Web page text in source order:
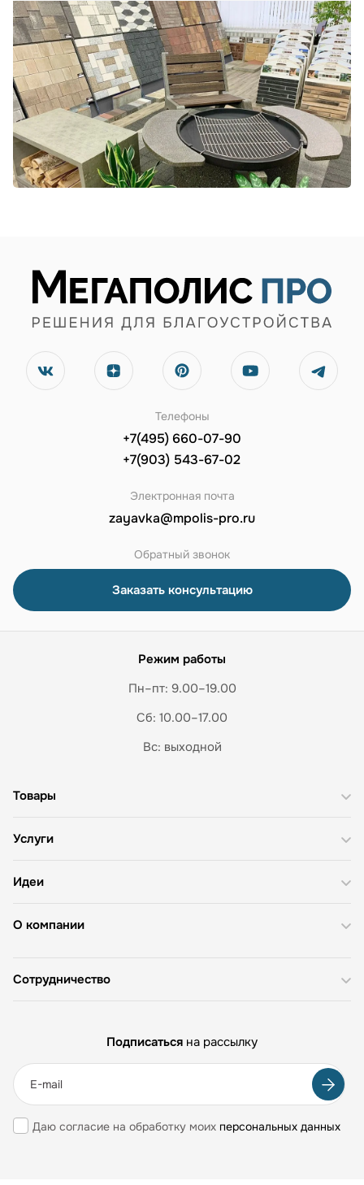
Телефоны
+7(495) 660-07-90
+7(903) 543-67-02
Электронная почта
zayavka@mpolis-pro.ru
Обратный звонок
Заказать консультацию
Режим работы
Пн–пт: 9.00–19.00
Сб: 10.00–17.00
Вс: выходной
О компании
Товары
Услуги
Идеи
Сотрудничество
Подписаться на рассылку
Даю согласие на обработку моих персональных данных